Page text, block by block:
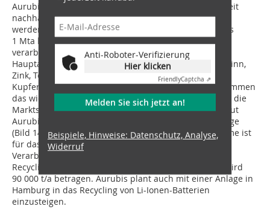
Aurubis mit Sitz in Hamburg betreibt eines der weltweit
nachhaltigsten integrierten Hüttennetzwerke. Jährlich
werden in dem europäischen Hüttenverbund mehr als
1 Mta kupfer- und metallhaltige Recyclingprodukte
verarbeitet und daraus neue Metalle gewonnen. Das
Hauptaugenmerk liegt dabei auf Kupfer, Nickel, Blei, Zinn,
Zink, Tellur und Edelmetalle. Elektroschrott ist neben
Kupferschrott, Blisterkupfer und verschiedenen Schlämmen
das wichtigste Eingangsprodukt für das Recycling. Um die
Marktstellung auf den Weltmärkten zu verbessern, baut
Aurubis für 300 Mio. € eine Multimetall-Recyclinganlage
(Bild 14) in Richmond, Georgia/USA. Die Inbetriebnahme ist
für das 1. HJ 2024 geplant. Die jährliche
Verarbeitungskapazität für komplexes metallhaltiges
Recyclingmaterial wie Elektro- und Elektronikschrott wird
90 000 t/a betragen. Aurubis plant auch mit einer Anlage in
Hamburg in das Recycling von Li-Ionen-Batterien
einzusteigen.
Anti-Roboter-Verifizierung
Hier klicken
FriendlyCaptcha ⇗
Melden Sie sich jetzt an!
Beispiele, Hinweise: Datenschutz, Analyse,
Widerruf